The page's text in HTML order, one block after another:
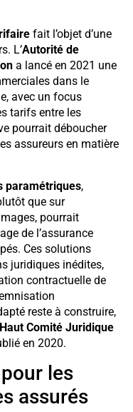
fait l’objet d’une
L’Autorité de
a lancé en 2021 une
dans le
avec un focus
tarifs entre les
pourrait déboucher
assureurs en matière
paramétriques,
que sur
pourrait
de l’assurance
Ces solutions
juridiques inédites,
contractuelle de
reste à construire,
Haut Comité Juridique
en 2020.
les
assurés